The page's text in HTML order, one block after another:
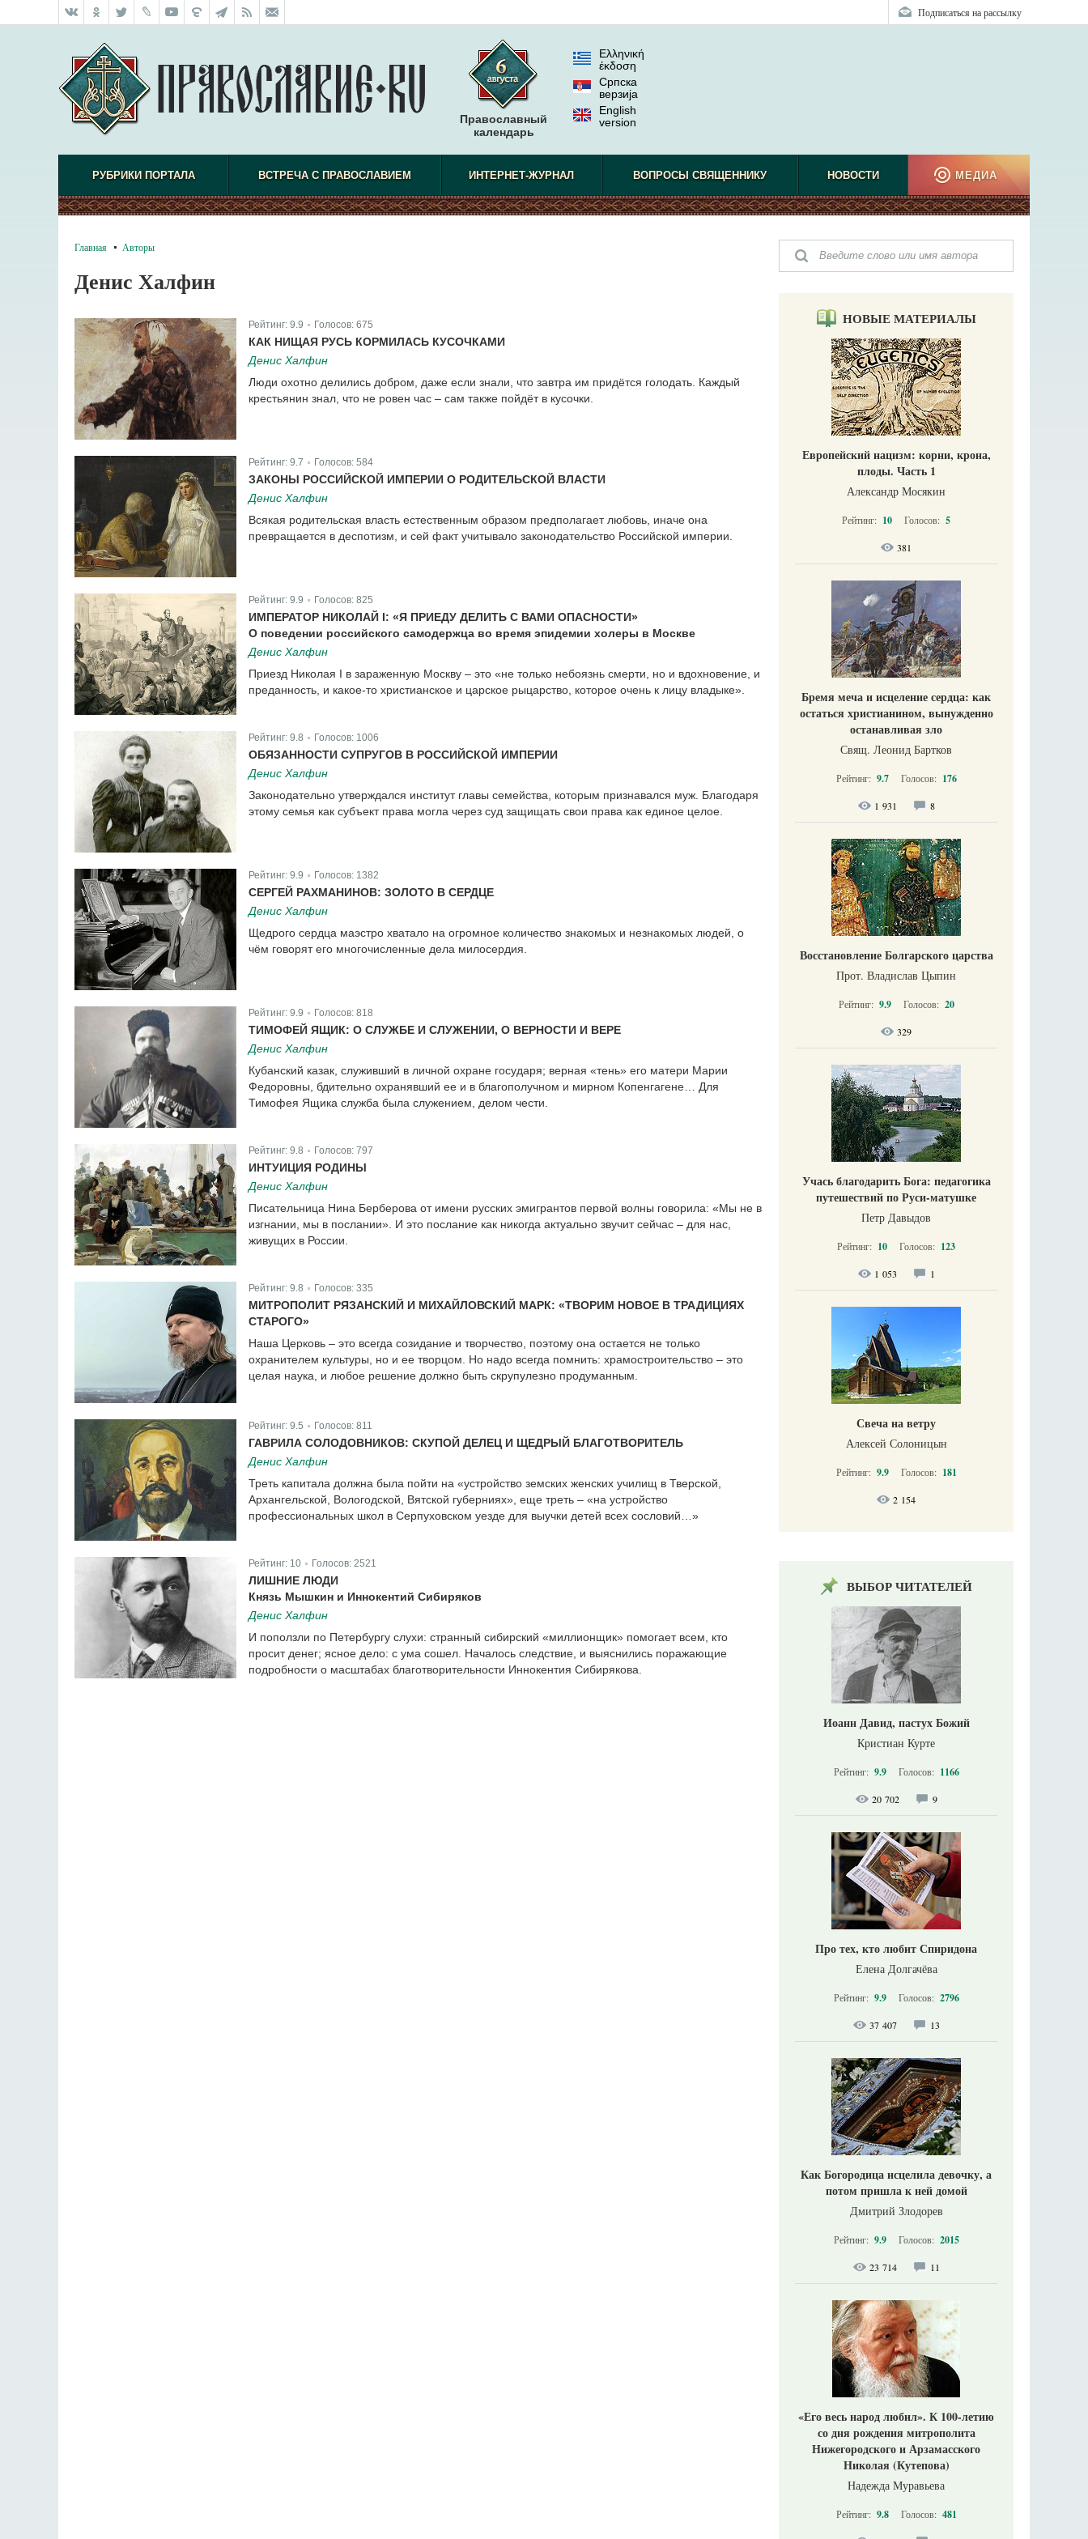
Подписаться на рассылку
Православный
календарь
Ελληνική
έκδοση
Српска
верзиjа
English
version
РУБРИКИ ПОРТАЛА ВСТРЕЧА С ПРАВОСЛАВИЕМ ИНТЕРНЕТ-ЖУРНАЛ ВОПРОСЫ СВЯЩЕННИКУ НОВОСТИ МЕДИА
Главная Авторы
Денис Халфин
Рейтинг: 9.9 Голосов: 675
КАК НИЩАЯ РУСЬ КОРМИЛАСЬ КУСОЧКАМИ
Денис Халфин
Люди охотно делились добром, даже если знали, что завтра им придётся голодать. Каждый
крестьянин знал, что не ровен час – сам также пойдёт в кусочки.
Рейтинг: 9.7 Голосов: 584
ЗАКОНЫ РОССИЙСКОЙ ИМПЕРИИ О РОДИТЕЛЬСКОЙ ВЛАСТИ
Денис Халфин
Всякая родительская власть естественным образом предполагает любовь, иначе она
превращается в деспотизм, и сей факт учитывало законодательство Российской империи.
Рейтинг: 9.9 Голосов: 825
ИМПЕРАТОР НИКОЛАЙ I: «Я ПРИЕДУ ДЕЛИТЬ С ВАМИ ОПАСНОСТИ»
О поведении российского самодержца во время эпидемии холеры в Москве
Денис Халфин
Приезд Николая I в зараженную Москву – это «не только небоязнь смерти, но и вдохновение, и
преданность, и какое-то христианское и царское рыцарство, которое очень к лицу владыке».
Рейтинг: 9.8 Голосов: 1006
ОБЯЗАННОСТИ СУПРУГОВ В РОССИЙСКОЙ ИМПЕРИИ
Денис Халфин
Законодательно утверждался институт главы семейства, которым признавался муж. Благодаря
этому семья как субъект права могла через суд защищать свои права как единое целое.
Рейтинг: 9.9 Голосов: 1382
СЕРГЕЙ РАХМАНИНОВ: ЗОЛОТО В СЕРДЦЕ
Денис Халфин
Щедрого сердца маэстро хватало на огромное количество знакомых и незнакомых людей, о
чём говорят его многочисленные дела милосердия.
Рейтинг: 9.9 Голосов: 818
ТИМОФЕЙ ЯЩИК: О СЛУЖБЕ И СЛУЖЕНИИ, О ВЕРНОСТИ И ВЕРЕ
Денис Халфин
Кубанский казак, служивший в личной охране государя; верная «тень» его матери Марии
Федоровны, бдительно охранявший ее и в благополучном и мирном Копенгагене… Для
Тимофея Ящика служба была служением, делом чести.
Рейтинг: 9.8 Голосов: 797
ИНТУИЦИЯ РОДИНЫ
Денис Халфин
Писательница Нина Берберова от имени русских эмигрантов первой волны говорила: «Мы не в
изгнании, мы в послании». И это послание как никогда актуально звучит сейчас – для нас,
живущих в России.
Рейтинг: 9.8 Голосов: 335
МИТРОПОЛИТ РЯЗАНСКИЙ И МИХАЙЛОВСКИЙ МАРК: «ТВОРИМ НОВОЕ В ТРАДИЦИЯХ
СТАРОГО»
Наша Церковь – это всегда созидание и творчество, поэтому она остается не только
охранителем культуры, но и ее творцом. Но надо всегда помнить: храмостроительство – это
целая наука, и любое решение должно быть скрупулезно продуманным.
Рейтинг: 9.5 Голосов: 811
ГАВРИЛА СОЛОДОВНИКОВ: СКУПОЙ ДЕЛЕЦ И ЩЕДРЫЙ БЛАГОТВОРИТЕЛЬ
Денис Халфин
Треть капитала должна была пойти на «устройство земских женских училищ в Тверской,
Архангельской, Вологодской, Вятской губерниях», еще треть – «на устройство
профессиональных школ в Серпуховском уезде для выучки детей всех сословий…»
Рейтинг: 10 Голосов: 2521
ЛИШНИЕ ЛЮДИ
Князь Мышкин и Иннокентий Сибиряков
Денис Халфин
И поползли по Петербургу слухи: странный сибирский «миллионщик» помогает всем, кто
просит денег; ясное дело: с ума сошел. Началось следствие, и выяснились поражающие
подробности о масштабах благотворительности Иннокентия Сибирякова.
НОВЫЕ МАТЕРИАЛЫ
Европейский нацизм: корни, крона,
плоды. Часть 1
Александр Мосякин
Рейтинг: 10 Голосов: 5
381
Бремя меча и исцеление сердца: как
остаться христианином, вынужденно
останавливая зло
Свящ. Леонид Бартков
Рейтинг: 9.7 Голосов: 176
1 931 8
Восстановление Болгарского царства
Прот. Владислав Цыпин
Рейтинг: 9.9 Голосов: 20
329
Учась благодарить Бога: педагогика
путешествий по Руси-матушке
Петр Давыдов
Рейтинг: 10 Голосов: 123
1 053 1
Свеча на ветру
Алексей Солоницын
Рейтинг: 9.9 Голосов: 181
2 154
ВЫБОР ЧИТАТЕЛЕЙ
Иоанн Давид, пастух Божий
Кристиан Курте
Рейтинг: 9.9 Голосов: 1166
20 702 9
Про тех, кто любит Спиридона
Елена Долгачёва
Рейтинг: 9.9 Голосов: 2796
37 407 13
Как Богородица исцелила девочку, а
потом пришла к ней домой
Дмитрий Злодорев
Рейтинг: 9.9 Голосов: 2015
23 714 11
«Его весь народ любил». К 100-летию
со дня рождения митрополита
Нижегородского и Арзамасского
Николая (Кутепова)
Надежда Муравьева
Рейтинг: 9.8 Голосов: 481